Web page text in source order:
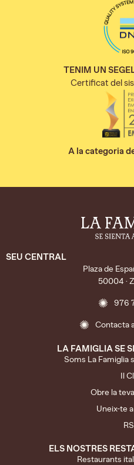
TENIM UN
Certificat del
A la categoria
SEU CENTRAL
Plaza de
50004 ·
976
Contacta
LA FAMIGLIA SE
Soms La Famiglia
Il
Obre la
Uneix-te
ELS NOSTRES
Restaurants